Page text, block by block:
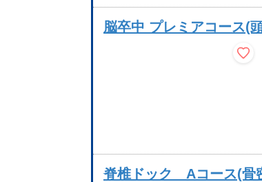
脳卒中 プレミアコース(
脊椎ドック Aコース(骨